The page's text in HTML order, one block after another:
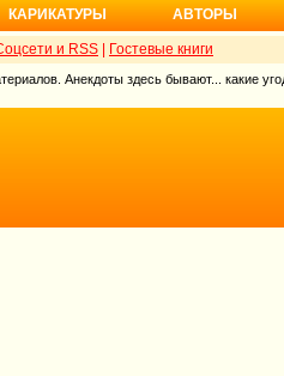
КАРИКАТУРЫ АВТОРЫ
и RSS Гостевые книги
Анекдоты здесь бывают... какие